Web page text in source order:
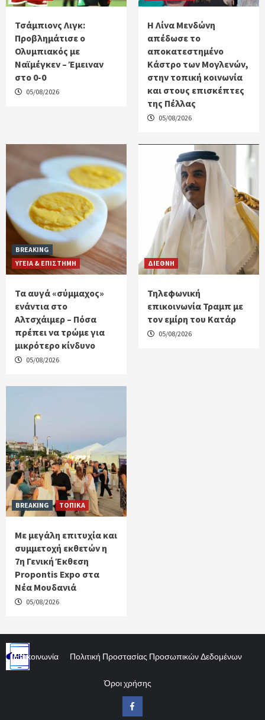
Τσάμπιονς Λιγκ:
Προβλημάτισε ο
Ολυμπιακός με
Ναϊμέγκεν – Έμειναν
στο 0-0
05/08/2026
Η Λίνα Μενδώνη
απέδωσε το
αποκατεστημένο
Κάστρο των Μογλενών,
στην τοπική κοινωνία
και στους επισκέπτες
της Πέλλας
05/08/2026
BREAKING
ΥΓΕΙΑ & ΕΠΙΣΤΗΜΗ
Τα αυγά «σύμμαχος»
ενάντια στο
Αλτσχάιμερ – Πόσα
πρέπει να τρώμε για
μικρότερο κίνδυνο
05/08/2026
ΔΙΕΘΝΗ
Τηλεφωνική
επικοινωνία Τραμπ με
τον εμίρη του Κατάρ
05/08/2026
BREAKING ΤΟΠΙΚΑ
Με μεγάλη επιτυχία και
συμμετοχή εκθετών η
7η Γενική Έκθεση
Propontis Expo στα
Νέα Μουδανιά
05/08/2026
Επικοινωνία Πολιτική Προστασίας Προσωπικών Δεδομένων
Όροι χρήσης
Facebook